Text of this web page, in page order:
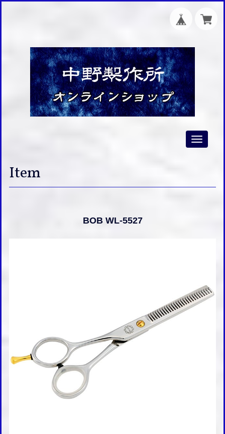
Toggle
Item
BOB WL-5527